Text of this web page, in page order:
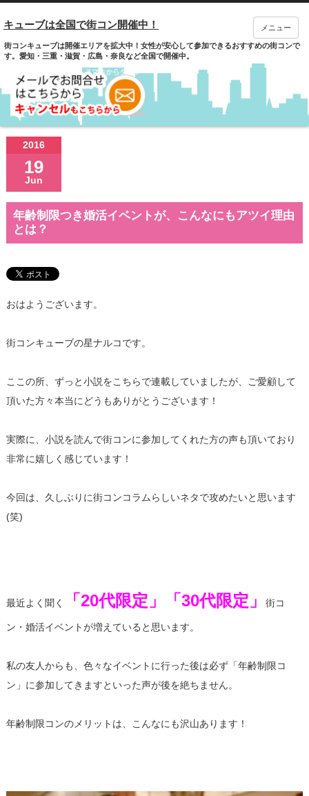
キューブは全国で街コン開催中！
街コンキューブは開催エリアを拡大中！女性が安心して参加できるおすすめの街コンで
す。愛知・三重・滋賀・広島・奈良など全国で開催中。
メニュー
2016
19
Jun
年齢制限つき婚活イベントが、こんなにもアツイ理由
とは？
おはようございます。
街コンキューブの星ナルコです。
ここの所、ずっと小説をこちらで連載していましたが、
ご愛顧して
頂いた方々本当にどうもありがとうございます！
実際に、 小説を読んで街コンに参加してくれた方の声も頂いており
非常に嬉しく感じています！
今回は、 久しぶりに街コンコラムらしいネタで攻めたいと思います
(笑)
最近よく聞く 「20代限定」「30代限定」 街コ
ン・ 婚活イベントが増えていると思います。
私の友人からも、色々なイベントに行った後は必ず「年齢制限コ
ン」に参加してきますといった声が後を絶ちません。
年齢制限コンのメリットは、こんなにも沢山あります！